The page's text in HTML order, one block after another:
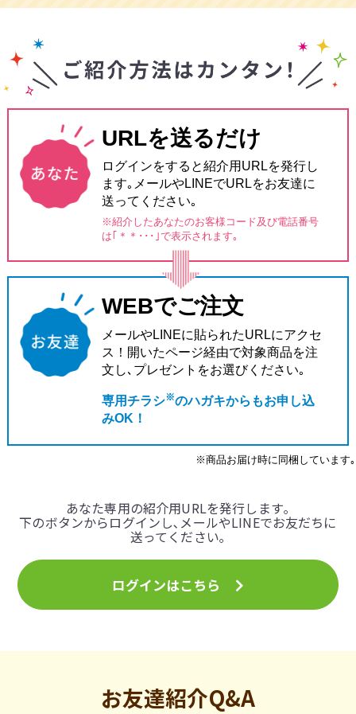
URLを送るだけ
ログインをすると紹介用URLを発行し
ます｡メールやLINEでURLをお友達に
送ってください｡
※紹介したあなたのお客様コード及び電話番号
は ｢＊＊･･･｣で表示されます｡
WEBでご注文
メールやLINEに貼られたURLにアクセ
ス！ 開いたページ経由で対象商品を注
文し､ プレゼントをお選びください｡
専用チラシ※のハガキからもお申し込
みOK！
※商品お届け時に同梱しています｡
あなた専用の紹介用URLを発行します｡
下のボタンからログインし､メールやLINEでお友だちに
送ってください｡
ログインはこちら
お友達紹介Q&A